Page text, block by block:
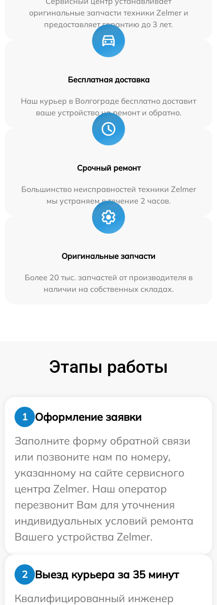
оригинальные запчасти техники Zelmer и
предоставляет гарантию до 3 лет.
Бесплатная доставка
Наш курьер в Волгограде бесплатно доставит
ваше устройство на ремонт и обратно.
Срочный ремонт
Большинство неисправностей техники Zelmer
мы устраняем в течение 2 часов.
Оригинальные запчасти
Более 20 тыс. запчастей от производителя в
наличии на собственных складах.
Этапы работы
1
Оформление заявки
Заполните форму обратной связи
или позвоните нам по номеру,
указанному на сайте сервисного
центра Zelmer. Наш оператор
перезвонит Вам для уточнения
индивидуальных условий ремонта
Вашего устройства Zelmer.
2
Выезд курьера за 35 минут
Квалифицированный инженер